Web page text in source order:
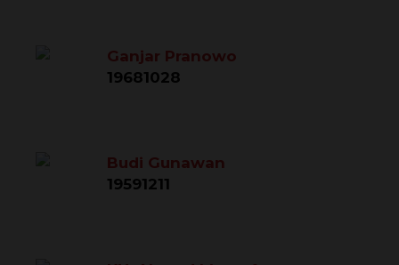
Ganjar Pranowo
19681028
Budi Gunawan
19591211